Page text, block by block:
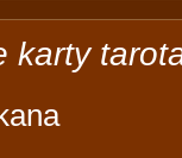
karty